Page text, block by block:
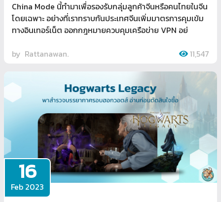
China Mode นี้ทำมาเพื่อรองรับกลุ่มลูกค้าจีนหรือคนไทยในจีน
โดยเฉพาะ อย่างที่เราทราบกันประเทศจีนเพิ่มมาตรการคุมเข้ม
ทางอินเทอร์เน็ต ออกกฎหมายควบคุมเครือข่าย VPN อย่
by Rattanawan. 11,547
16
Feb 2023